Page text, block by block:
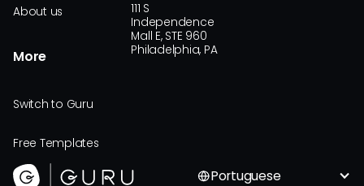
About us
More
Switch to Guru
Free Templates
111 S
Independence
Mall E, STE 960
Philadelphia, PA
Portuguese